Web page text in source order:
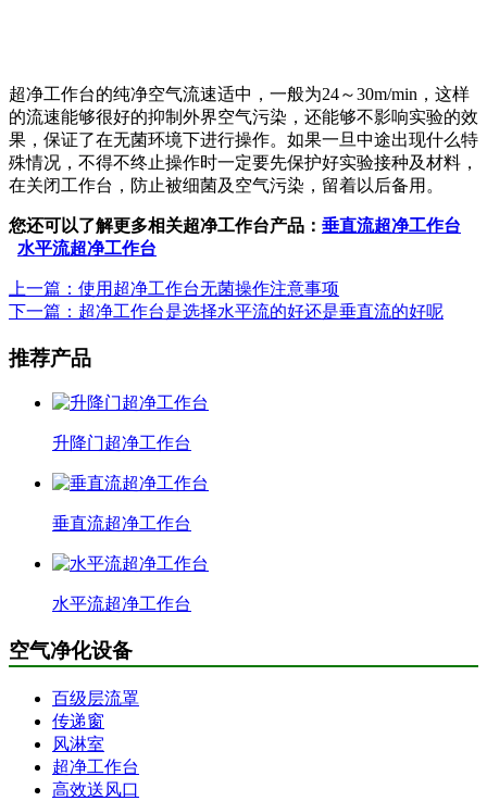
超净工作台的纯净空气流速适中，一般为24～30m/min，这样
的流速能够很好的抑制外界空气污染，还能够不影响实验的效
果，保证了在无菌环境下进行操作。如果一旦中途出现什么特
殊情况，不得不终止操作时一定要先保护好实验接种及材料，
在关闭工作台，防止被细菌及空气污染，留着以后备用。
您还可以了解更多相关超净工作台产品： 垂直流超净工作台
水平流超净工作台
上一篇：使用超净工作台无菌操作注意事项
下一篇：超净工作台是选择水平流的好还是垂直流的好呢
推荐产品
升降门超净工作台
垂直流超净工作台
水平流超净工作台
空气净化设备
百级层流罩
传递窗
风淋室
超净工作台
高效送风口